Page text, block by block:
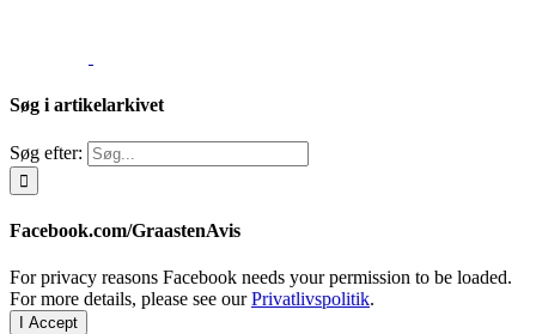
Søg i artikelarkivet
Søg efter:
Facebook.com/GraastenAvis
For privacy reasons Facebook needs your permission to be loaded.
For more details, please see ourPrivatlivspolitik.
I Accept